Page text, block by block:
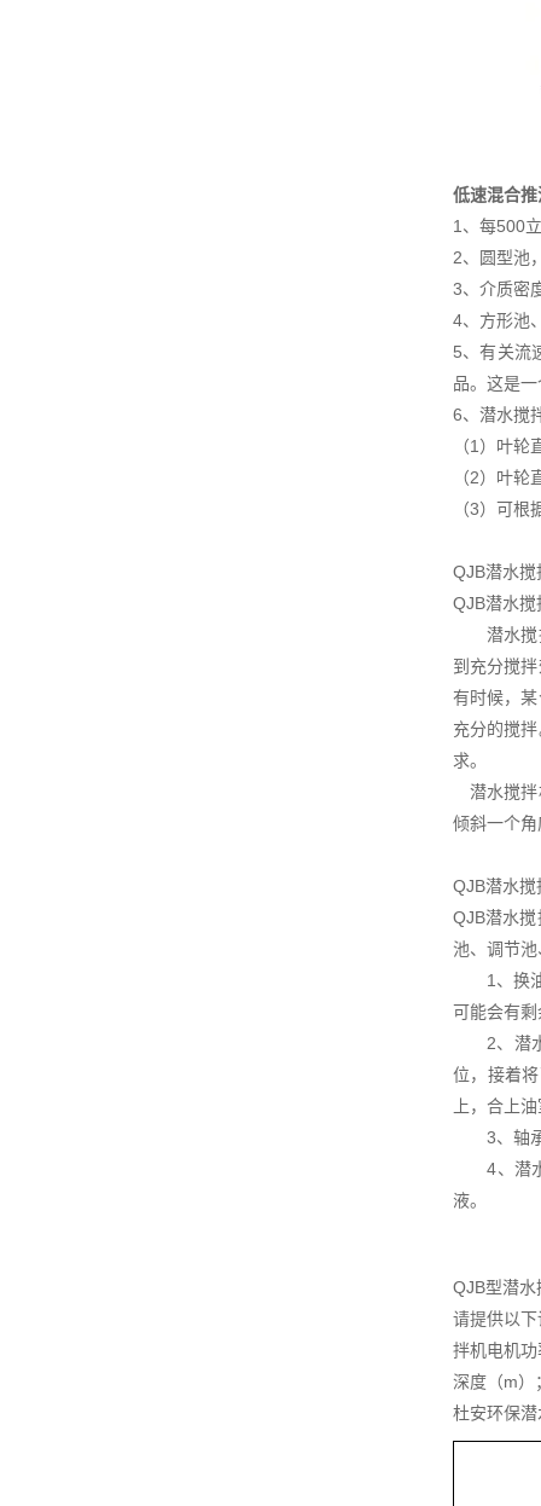
低速混合
1、每500
2、圆型池
3、介质密
4、方形池
5、有关流
品。这是
6、潜水搅
（1）叶
（2）叶
（3）可
QJB潜水
QJB潜水
潜水搅拌
到充分搅
有时候，
充分的搅
求。
潜水搅拌
倾斜一个
QJB潜水
QJB潜水
池、调节
1、换油
可能会有
2、潜水
位，接着
上，合上
3、轴承
4、潜水
液。
QJB型潜
请提供以
拌机电机
深度（m）
杜安环保